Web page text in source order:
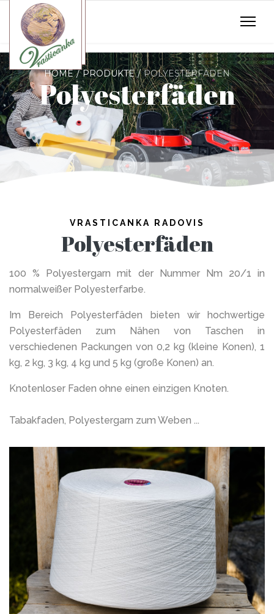
HOME PRODUKTE POLYESTERFÄDEN
Polyesterfäden
VRASTICANKA RADOVIS
Polyesterfäden
100 % Polyestergarn mit der Nummer Nm 20/1 in
normalweißer Polyesterfarbe.
Im Bereich Polyesterfäden bieten wir hochwertige
Polyesterfäden zum Nähen von Taschen in
verschiedenen Packungen von 0,2 kg (kleine Konen), 1
kg, 2 kg, 3 kg, 4 kg und 5 kg (große Konen) an.
Knotenloser Faden ohne einen einzigen Knoten.
Tabakfaden, Polyestergarn zum Weben ...